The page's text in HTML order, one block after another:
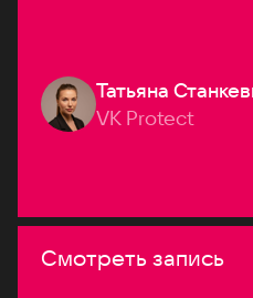
Татьяна
VK Protect
Смотреть запись